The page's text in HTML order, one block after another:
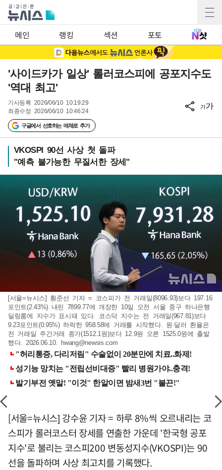
메인 랭킹 섹션 포토
'사이드카가 일상' 롤러코스피에 공포지수도
'역대 최고'
기사등록 2026/06/10 10:19:29
최종수정 2026/06/10 10:46:24
구글에서 선호하는 매체로 추가
가가
VKOSPI 90선 사상 첫 돌파
"예측 불가능한 무질서한 장세"
[서울=뉴시스] 황준선 기자 = 코스피가 전 거래일(8096.93)보다 197.16
포인트(2.43%) 내린 7899.77에 개장한 10일 오전 서울 중구 하나은행
딜링룸에 지수가 표시돼 있다. 코스닥 지수는 전 거래일(967.81)보다
9.23포인트(0.95%) 하락한 958.58에 거래를 시작했다. 원·달러 환율은
전 거래일 주간거래 종가(1512.1원)보다 12.9원 오른 1525.0원에 출발
했다. 2026.06.10.
hwang@newsis.com
[서울=뉴시스] 강수윤 기자 = 하루 8%씩 오르내리는 코
스피가 롤러코스터 장세를 연출한 가운데 '한국형 공포
지수'로 불리는 코스피200 변동성지수(VKOSPI)는 90
선을 돌파하며 사상 최고치를 기록했다.